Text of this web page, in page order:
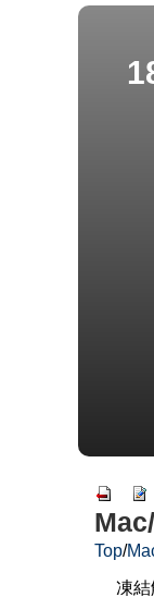
Top/
凍結